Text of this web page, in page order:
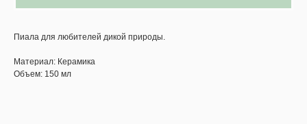
Пиала для любителей дикой природы.
Материал: Керамика
Объем: 150 мл